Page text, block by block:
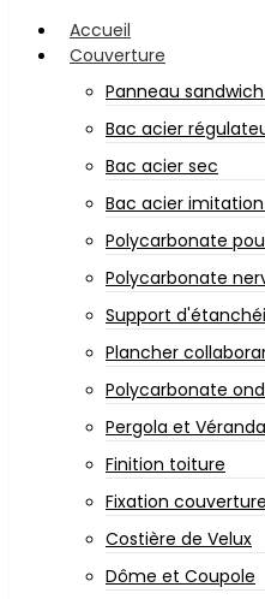
Accueil
Couverture
Panneau
Bac acier
Bac acier sec
Bac acier
Polycarbonate
Polycarbonate
Support
Plancher
Polycarbonate
Pergola et Véranda
Finition toiture
Fixation couverture
Costière de Velux
Dôme et Coupole